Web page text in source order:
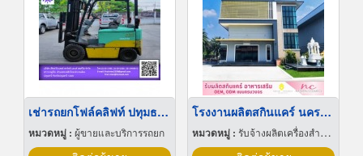
เช่ารถยกโฟล์คลิฟท์ ปทุมธานี
หมวดหมู่ : ผู้ขายและบริการรถยก
โรงงานผลิตสกินแคร์ นครปฐม
หมวดหมู่ : รับจ้างผลิตเครื่องสำอาง